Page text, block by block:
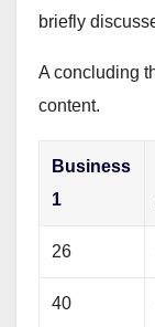
briefly
A concluding
content.
Business
1
26
40